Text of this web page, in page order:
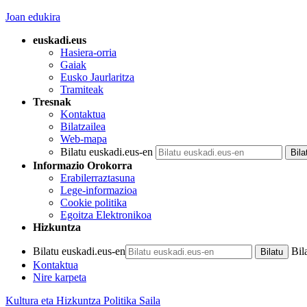
Joan edukira
euskadi.eus
Hasiera-orria
Gaiak
Eusko Jaurlaritza
Tramiteak
Tresnak
Kontaktua
Bilatzailea
Web-mapa
Bilatu euskadi.eus-en
Informazio Orokorra
Erabilerraztasuna
Lege-informazioa
Cookie politika
Egoitza Elektronikoa
Hizkuntza
Bilatu euskadi.eus-en
Kontaktua
Nire karpeta
Kultura eta Hizkuntza Politika Saila